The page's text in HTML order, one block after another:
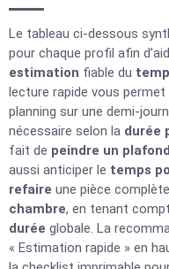
Le tableau ci-dessous
pour chaque profil afin
estimation fiable du
lecture rapide vous
planning sur une demi-
nécessaire selon la durée
fait de peindre un plafond
aussi anticiper le temps
refaire une pièce
chambre, en tenant
durée globale. La
« Estimation rapide » en